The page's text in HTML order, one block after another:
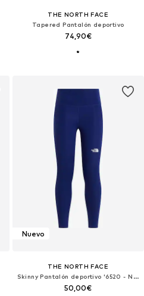
THE NORTH FACE
Tapered Pantalón deportivo
74,90€
Nuevo
THE NORTH FACE
Skinny Pantalón deportivo '6520 - NF WM'
50,00€